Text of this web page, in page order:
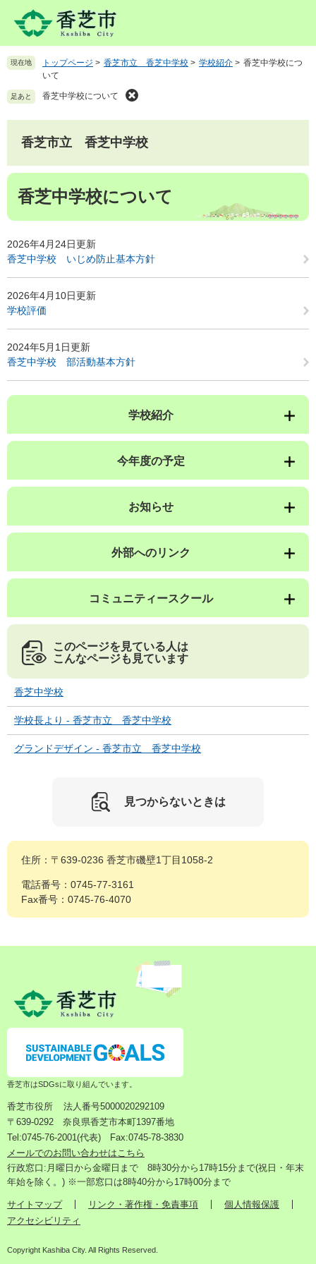
先を 現在地 トップページ > 香芝市立 香芝中学校 > 学校紹介 > 香芝中学校につ
いて
足あと 香芝中学校について
香芝市立 香芝中学校
本
香芝中学校について
2026年4月24日更新
香芝中学校 いじめ防止基本方針
2026年4月10日更新
学校評価
2024年5月1日更新
香芝中学校 部活動基本方針
学校紹介
今年度の予定
お知らせ
外部へのリンク
コミュニティースクール
このページを見ている人は
こんなページも見ています
香芝中学校
学校長より - 香芝市立 香芝中学校
グランドデザイン - 香芝市立 香芝中学校
見つからないときは
住所：〒639-0236 香芝市磯壁1丁目1058-2
電話番号：0745-77-3161
Fax番号：0745-76-4070
香芝市はSDGsに取り組んでいます。
香芝市役所
法人番号5000020292109
〒639-0292 奈良県香芝市本町1397番地
Tel:0745-76-2001(代表) Fax:0745-78-3830
メールでのお問い合わせはこちら
行政窓口:月曜日から金曜日まで 8時30分から17時15分まで(祝日・年末
年始を除く。) ※一部窓口は8時40分から17時00分まで
サイトマップ リンク・著作権・免責事項
個人情報保護
アクセシビリティ
Copyright Kashiba City. All Rights Reserved.